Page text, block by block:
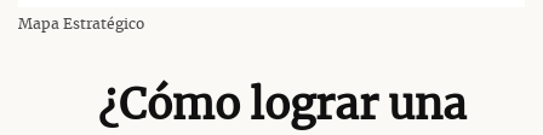
Mapa Estratégico
¿Cómo lograr una